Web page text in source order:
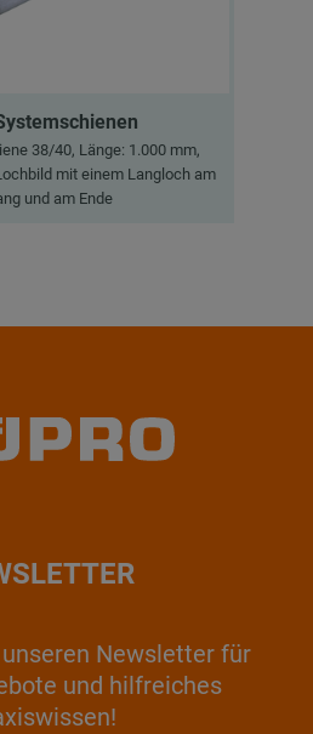
38/40, Länge: 1.000 mm,
mit einem Langloch am
und am Ende
Newsletter für
und hilfreiches